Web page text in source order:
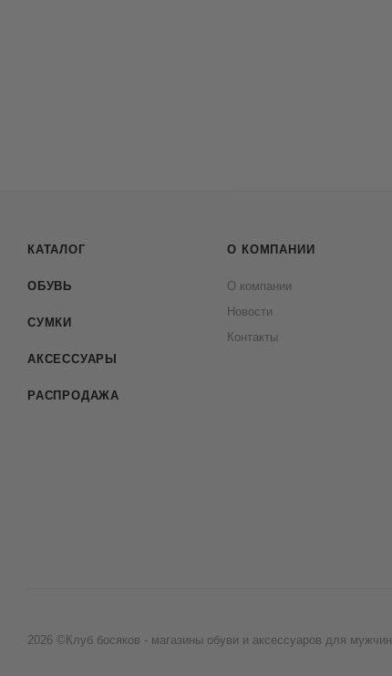
КАТАЛОГ
ОБУВЬ
СУМКИ
АКСЕССУАРЫ
РАСПРОДАЖА
О КОМПАНИИ
О компании
Новости
Контакты
2026 ©Клуб босяков - магазины обуви и аксессуаров для мужчин